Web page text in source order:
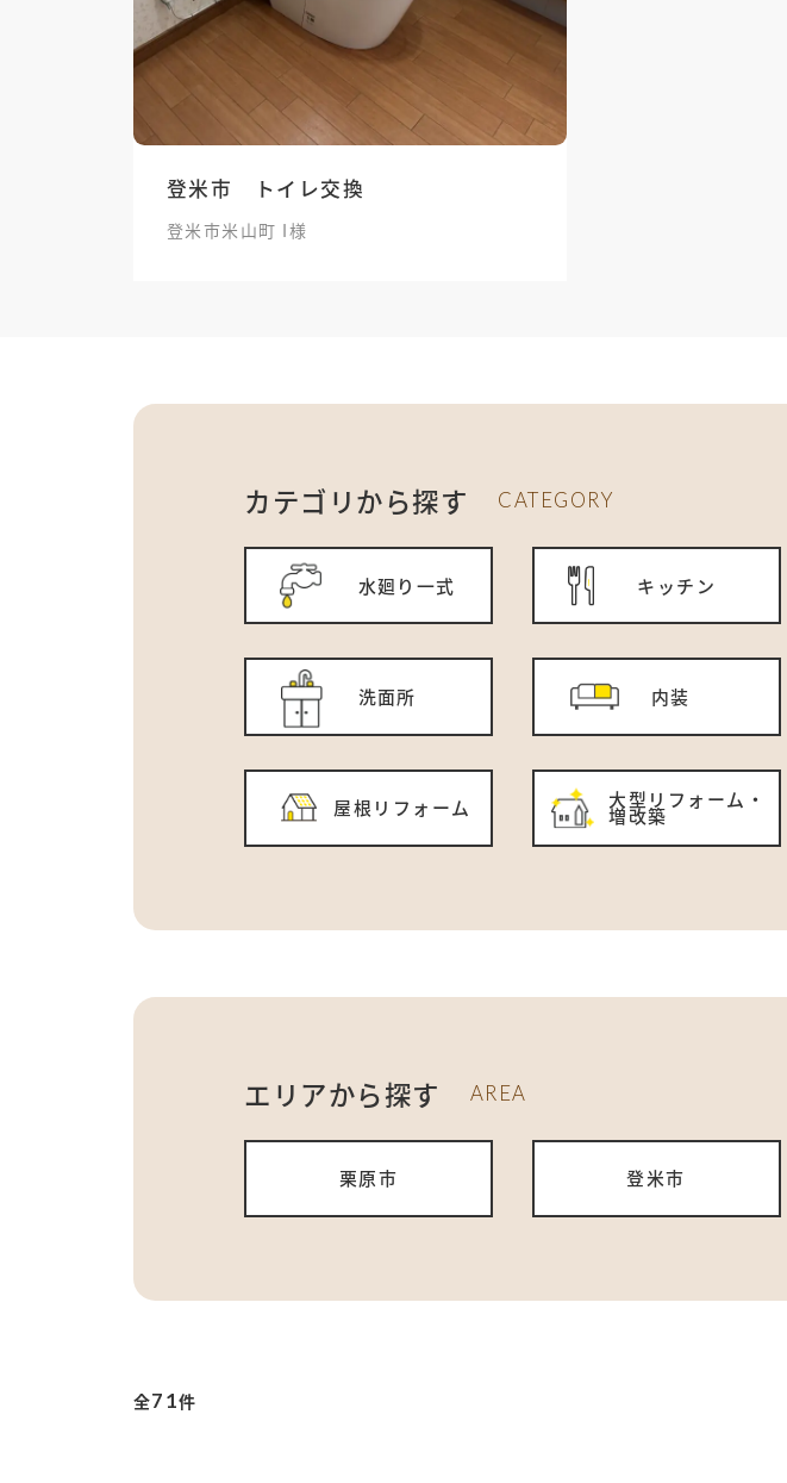
登米市 トイレ交換
登米市米山町 I様
カテゴリから探す CATEGORY
水廻り一式 キッチン
洗面所 内装
屋根リフォーム 大型リフォーム・
増改築
エリアから探す AREA
栗原市 登米市
全71件